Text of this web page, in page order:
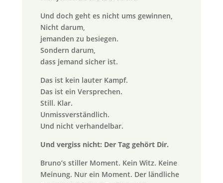
Und doch geht es nicht ums gewinnen,
Nicht darum,
jemanden zu besiegen.
Sondern darum,
dass jemand sicher ist.
Das ist kein lauter Kampf.
Das ist ein Versprechen.
Still. Klar.
Unmissverständlich.
Und nicht verhandelbar.
Und vergiss nicht: Der Tag gehört Dir.
Bruno’s stiller Moment. Kein Witz. Keine
Meinung. Nur ein Moment. Der ländliche